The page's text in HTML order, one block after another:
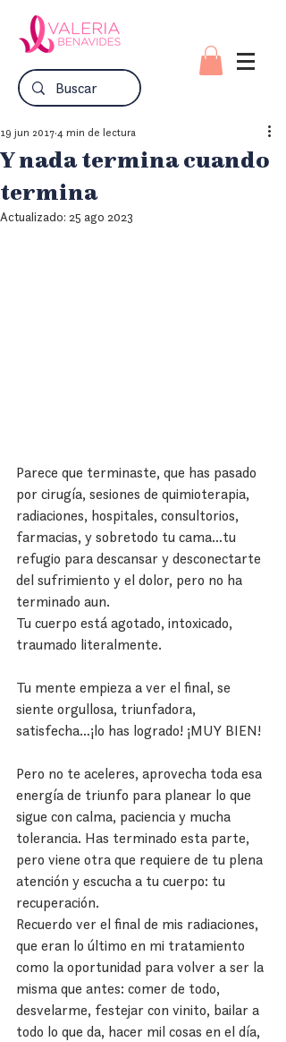
Y nada termina cuando
termina
19 jun 2017 4 min de lectura
Actualizado: 25 ago 2023
Parece que terminaste, que has pasado
por cirugía, sesiones de quimioterapia,
radiaciones, hospitales, consultorios,
farmacias, y sobretodo tu cama…tu
refugio para descansar y desconectarte
del sufrimiento y el dolor, pero no ha
terminado aun.
Tu cuerpo está agotado, intoxicado,
traumado literalmente.
Tu mente empieza a ver el final, se
siente orgullosa, triunfadora,
satisfecha…¡lo has logrado! ¡MUY BIEN!
Pero no te aceleres, aprovecha toda esa
energía de triunfo para planear lo que
sigue con calma, paciencia y mucha
tolerancia. Has terminado esta parte,
pero viene otra que requiere de tu plena
atención y escucha a tu cuerpo: tu
recuperación.
Recuerdo ver el final de mis radiaciones,
que eran lo último en mi tratamiento
como la oportunidad para volver a ser la
misma que antes: comer de todo,
desvelarme, festejar con vinito, bailar a
todo lo que da, hacer mil cosas en el día,